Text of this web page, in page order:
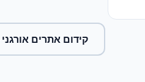
קידום אתרים אורגני